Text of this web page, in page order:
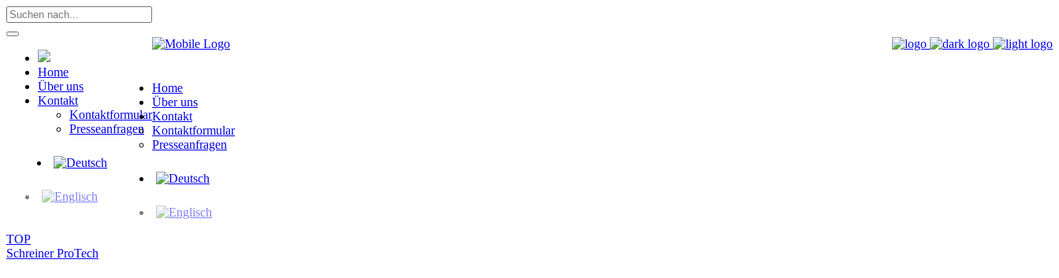
Home
Über uns
Kontakt
Kontaktformular
Presseanfragen
Home
Über uns
Kontakt
Kontaktformular
Presseanfragen
TOP
Schreiner ProTech